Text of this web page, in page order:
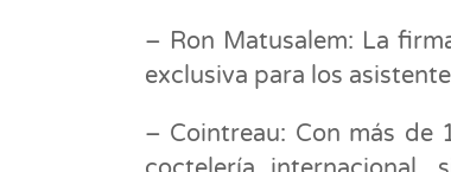
– Ron Matusalem: La
exclusiva para los
– Cointreau: Con más de